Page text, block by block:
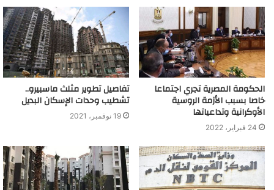
الحكومة المصرية تجري اجتماعا
خاصا بسبب الأزمة الروسية
الأوكرانية وتداعياتها
24 فبراير، 2022
تفاصيل تطوير مثلث ماسبيرو..
تشطيب وحدات الإسكان البديل
19 نوفمبر، 2021